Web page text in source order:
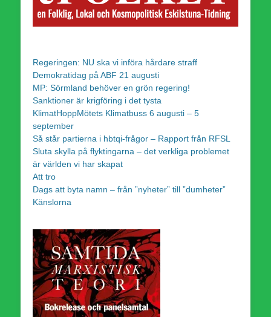
Regeringen: NU ska vi införa hårdare straff
Demokratidag på ABF 21 augusti
MP: Sörmland behöver en grön regering!
Sanktioner är krigföring i det tysta
KlimatHoppMötets Klimatbuss 6 augusti – 5
september
Så står partierna i hbtqi-frågor – Rapport från RFSL
Sluta skylla på flyktingarna – det verkliga problemet
är världen vi har skapat
Att tro
Dags att byta namn – från ”nyheter” till ”dumheter”
Känslorna